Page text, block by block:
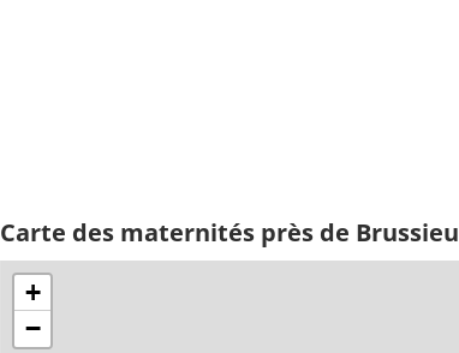
Carte des maternités près de Brussieu
+
−